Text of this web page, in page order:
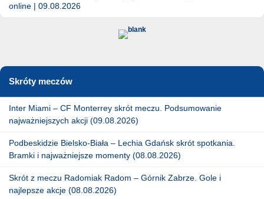
online | 09.08.2026
Skróty meczów
Inter Miami – CF Monterrey skrót meczu. Podsumowanie
najważniejszych akcji (09.08.2026)
Podbeskidzie Bielsko-Biała – Lechia Gdańsk skrót spotkania.
Bramki i najważniejsze momenty (08.08.2026)
Skrót z meczu Radomiak Radom – Górnik Zabrze. Gole i
najlepsze akcje (08.08.2026)